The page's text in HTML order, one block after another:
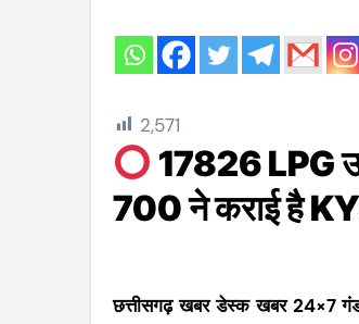
2,571
17826 LPG
700 ने कराई है
छत्तीसगढ़ खबर डेस्क खबर 24×7